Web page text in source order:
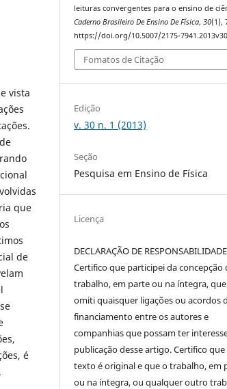
vista
que
de
é
leituras convergentes para o ensino de
Caderno Brasileiro De Ensino De Física,30(1),
https://doi.org/10.5007/2175-
Fomatos de Citação
Edição
v. 30 n. 1 (2013)
Seção
Pesquisa em Ensino de Física
Licença
DECLARAÇÃO DE RESPONSABILIDADE
Certifico que participei da concepção
trabalho, em parte ou na íntegra,
omiti quaisquer ligações ou acordos
financiamento entre os autores e
companhias que possam ter
publicação desse artigo. Certifico que
texto é original e que o trabalho, em
ou na íntegra, ou qualquer outro